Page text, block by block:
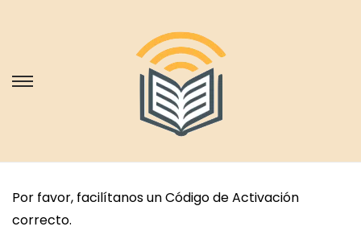
S
a
l
t
r
S
a
l
t
r
Por favor, facilítanos un Código de Activación
correcto.